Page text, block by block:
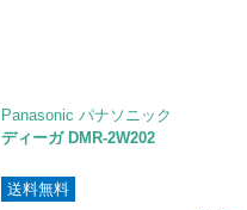
Panasonic パナソニック
ディーガ DMR-2W202
送料無料